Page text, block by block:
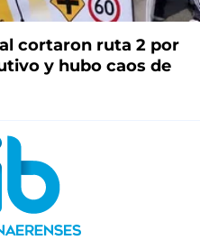
cortaron ruta 2 por
y hubo caos de